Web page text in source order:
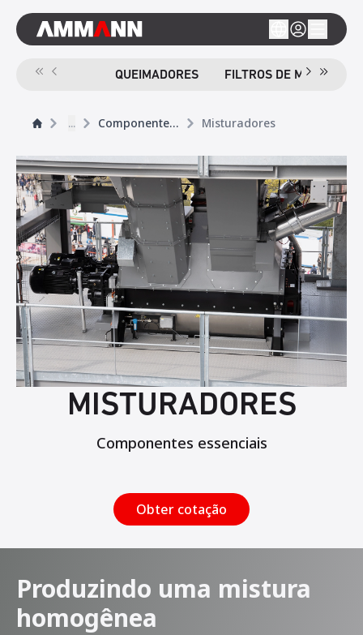
QUEIMADORES FILTROS DE MANGAS
... Componentes essenciais Misturadores
MISTURADORES
Componentes essenciais
Obter cotação
Produzindo uma mistura
homogênea